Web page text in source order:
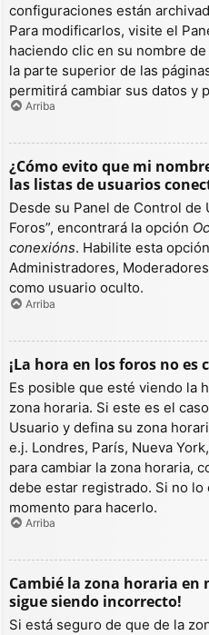
configuraciones están
Para modificarlos, visite el
haciendo clic en su nombre
la parte superior de las
permitirá cambiar sus datos y
Arriba
¿Cómo evito que mi
las listas de usuarios
Desde su Panel de Control de
Foros”, encontrará la opción
conexións. Habilite esta
Administradores,
como usuario oculto.
Arriba
¡La hora en los foros no es
Es posible que esté viendo la
zona horaria. Si este es el
Usuario y defina su zona
e.j. Londres, París, Nueva
para cambiar la zona horaria,
debe estar registrado. Si no lo
momento para hacerlo.
Arriba
Cambié la zona horaria en
sigue siendo incorrecto!
Si está seguro de que de la